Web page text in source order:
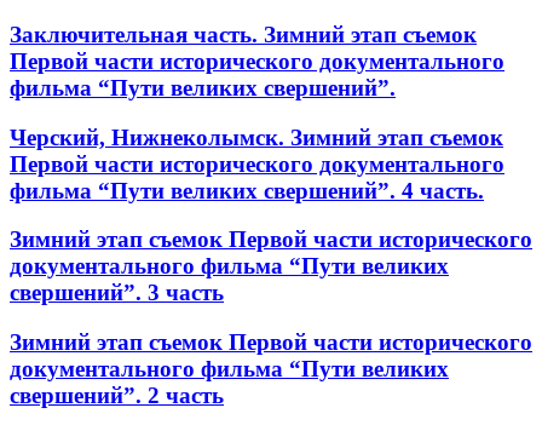
Заключительная часть. Зимний этап съемок
Первой части исторического документального
фильма “Пути великих свершений”.
Черский, Нижнеколымск. Зимний этап съемок
Первой части исторического документального
фильма “Пути великих свершений”. 4 часть.
Зимний этап съемок Первой части исторического
документального фильма “Пути великих
свершений”. 3 часть
Зимний этап съемок Первой части исторического
документального фильма “Пути великих
свершений”. 2 часть